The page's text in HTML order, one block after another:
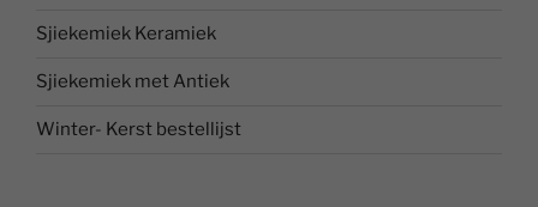
Sjiekemiek Keramiek
Sjiekemiek met Antiek
Winter- Kerst bestellijst